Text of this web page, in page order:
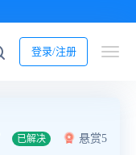
登录/注册
已解决
悬赏5